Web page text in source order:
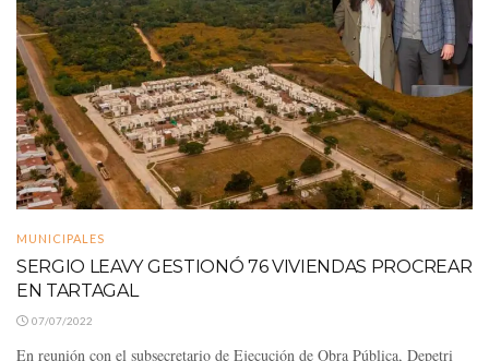
MUNICIPALES
SERGIO LEAVY GESTIONÓ 76 VIVIENDAS PROCREAR
EN TARTAGAL
07/07/2022
En reunión con el subsecretario de Ejecución de Obra Pública, Depetri